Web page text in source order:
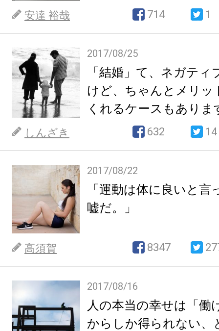
安達 裕哉 714 1
2017/08/25
「結婚」て、ネガテ
けど、ちゃんとメリッ
くれるケースもありま
しんざき 632 14
2017/08/22
「運動は体に良いと
嘘だ。」
高須賀 8347
2017/08/16
人の本当の幸せは「働
からしか得られない、